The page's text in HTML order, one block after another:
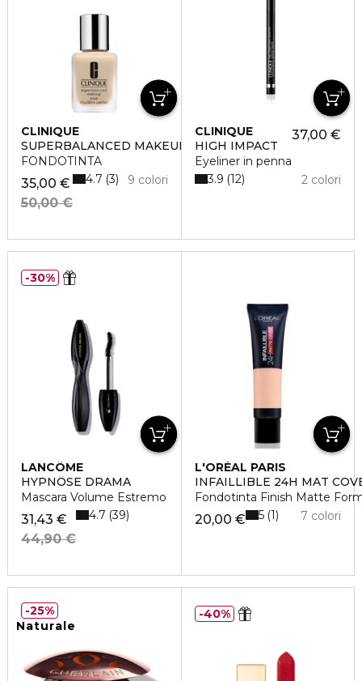
CLINIQUE
SUPERBALANCED MAKEUP
FONDOTINTA
35,00 €
50,00 €
9 colori
4.7 3
CLINIQUE
HIGH IMPACT
Eyeliner in penna
37,00 €
2 colori
3.9 12
LANCÔME
HYPNÔSE DRAMA
Mascara Volume Estremo
31,43 €
44,90 €
4.7 39
30%
L'ORÉAL PARIS
INFAILLIBLE 24H MAT
Fondotinta Finish Matte
20,00 € 7 colori
5 1
Naturale
25% 40%